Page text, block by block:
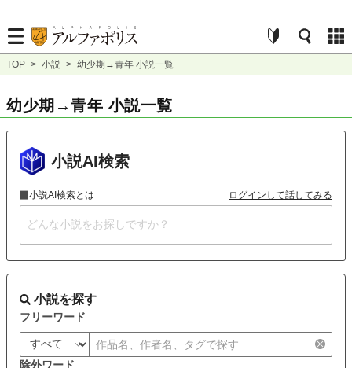
TOP > 小説 > 幼少期→青年 小説一覧
幼少期→青年 小説一覧
小説AI検索
小説AI検索とは ログインして話してみる
小説を探す
フリーワード
除外ワード